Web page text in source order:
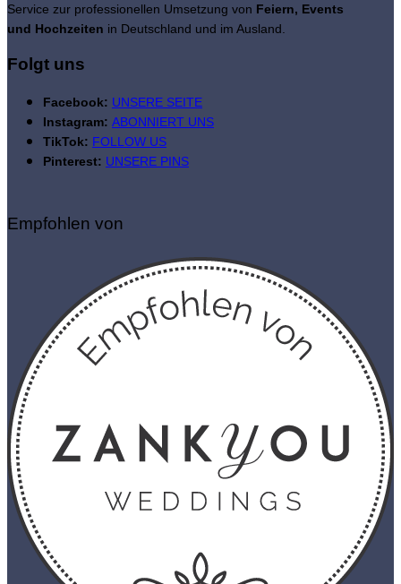
Service zur professionellen Umsetzung von Feiern, Events
und Hochzeiten in Deutschland und im Ausland.
Folgt uns
Facebook: UNSERE SEITE
Instagram: ABONNIERT UNS
TikTok: FOLLOW US
Pinterest: UNSERE PINS
Empfohlen von